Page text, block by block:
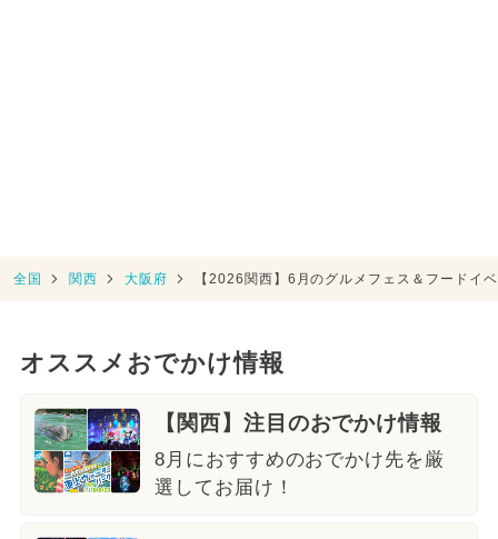
全国 関西 大阪府 【2026関西】6月のグルメフェス＆フードイ
オススメおでかけ情報
【関西】注目のおでかけ情報
8月におすすめのおでかけ先を厳
選してお届け！